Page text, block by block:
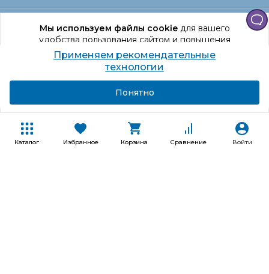
Каталог Избранное Корзина Сравнение Войти
Мы используем файлы cookieдля вашего
удобства пользования сайтом и повышения
качества рекомендаций.
Продолжая использование сайта, вы даете
согласие на обработку персональных данных
Офис Санкт‑Петербург
Оформление заказа
Покупателям
Применяем рекомендательные
технологии
Понятно